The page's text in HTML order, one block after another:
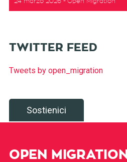
TWITTER FEED
Tweets by open_migration
Sostienici
OPEN MIGRATION